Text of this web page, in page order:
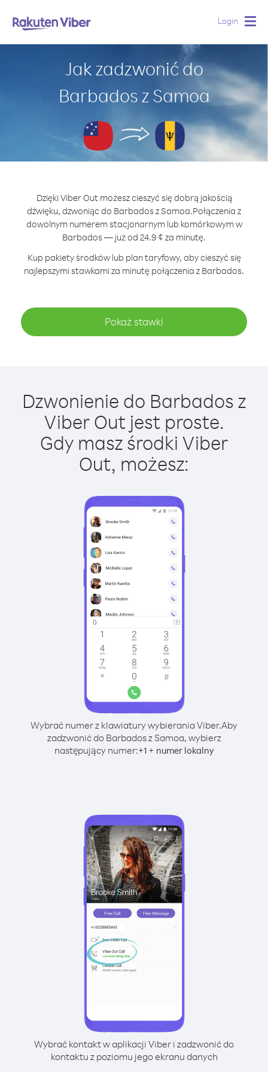
Login
Jak zadzwonić do
Barbados z Samoa
Dzięki Viber Out możesz cieszyć się dobrą jakością
dźwięku, dzwoniąc do Barbados z Samoa.Połączenia z
dowolnym numerem stacjonarnym lub komórkowym w
Barbados — już od 24.9 ¢ za minutę.
Kup pakiety środków lub plan taryfowy, aby cieszyć się
najlepszymi stawkami za minutę połączenia z Barbados.
Pokaż stawki
Dzwonienie do Barbados z
Viber Out jest proste.
Gdy masz środki Viber
Out, możesz:
Wybrać numer z klawiatury wybierania Viber.Aby
zadzwonić do Barbados z Samoa, wybierz
następujący numer:+1+ numer lokalny
Wybrać kontakt w aplikacji Viber i zadzwonić do
kontaktu z poziomu jego ekranu danych